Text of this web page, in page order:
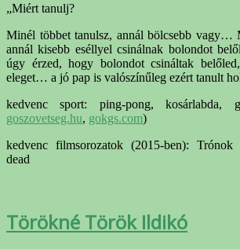
„Miért tanulj?
Minél többet tanulsz, annál bölcsebb vagy…
annál kisebb eséllyel csinálnak bolondot
úgy érzed, hogy bolondot csináltak
eleget… a jó pap is valószínűleg ezért tanult
kedvenc sport: ping-pong,
goszovetseg.hu, gokgs.com)
kedvenc filmsorozatok (2015-ben):
dead
Törökné Török Ildikó